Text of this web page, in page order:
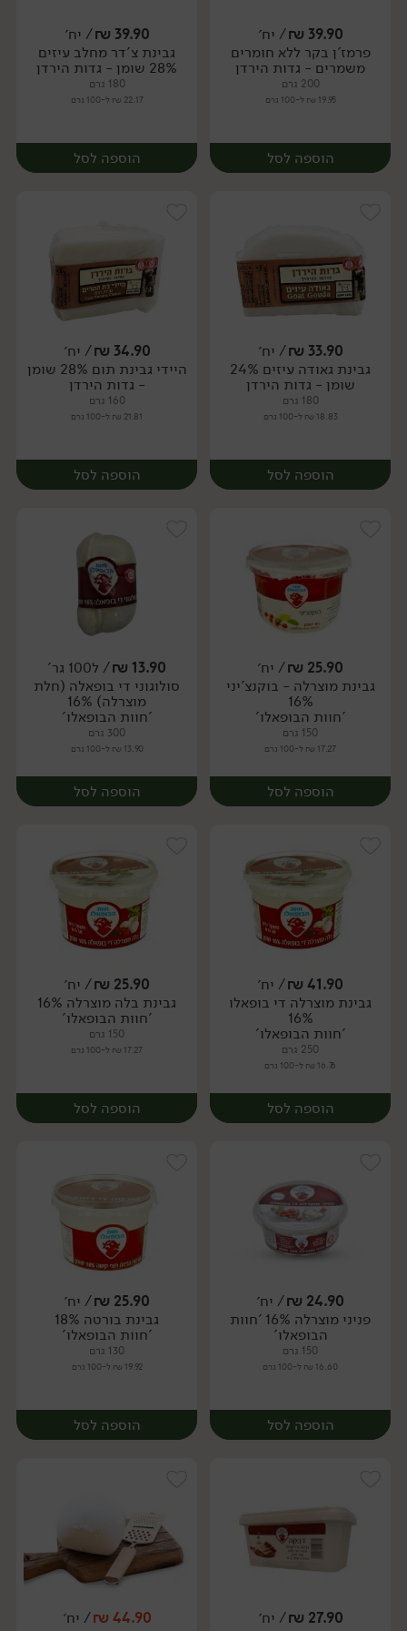
יח׳ יח׳
39.90
₪/ יח׳
פרמז'ן בקר ללא חומרים
משמרים - גדות הירדן
200 גרם
19.95 ₪ ל-100 גרם
הוספה לסל
יח׳
39.90
₪/ יח׳
גבינת צ'דר מחלב עיזים
28% שומן - גדות הירדן
180 גרם
22.17 ₪ ל-100 גרם
הוספה לסל
יח׳
33.90
₪/ יח׳
גבינת גאודה עיזים 24%
שומן - גדות הירדן
180 גרם
18.83 ₪ ל-100 גרם
הוספה לסל
יח׳
34.90
₪/ יח׳
היידי גבינת תום 28% שומן
- גדות הירדן
160 גרם
21.81 ₪ ל-100 גרם
הוספה לסל
יח׳
25.90
₪/ יח׳
גבינת מוצרלה - בוקנצ'יני
16%
'חוות הבופאלו'
150 גרם
17.27 ₪ ל-100 גרם
הוספה לסל
יח׳
13.90
₪/ ל100 גר'
סולוגוני די בופאלה (חלת
מוצרלה) 16%
'חוות הבופאלו'
300 גרם
13.90 ₪ ל-100 גרם
הוספה לסל
יח׳
41.90
₪/ יח׳
גבינת מוצרלה די בופאלו
16%
'חוות הבופאלו'
250 גרם
16.76 ₪ ל-100 גרם
הוספה לסל
יח׳
25.90
₪/ יח׳
גבינת בלה מוצרלה 16%
'חוות הבופאלו'
150 גרם
17.27 ₪ ל-100 גרם
הוספה לסל
יח׳
24.90
₪/ יח׳
פניני מוצרלה 16% 'חוות
הבופאלו'
150 גרם
16.60 ₪ ל-100 גרם
הוספה לסל
25.90
₪/ יח׳
גבינת בורטה 18%
'חוות הבופאלו'
130 גרם
19.92 ₪ ל-100 גרם
הוספה לסל
27.90
₪/ יח׳
44.90
₪/ יח׳